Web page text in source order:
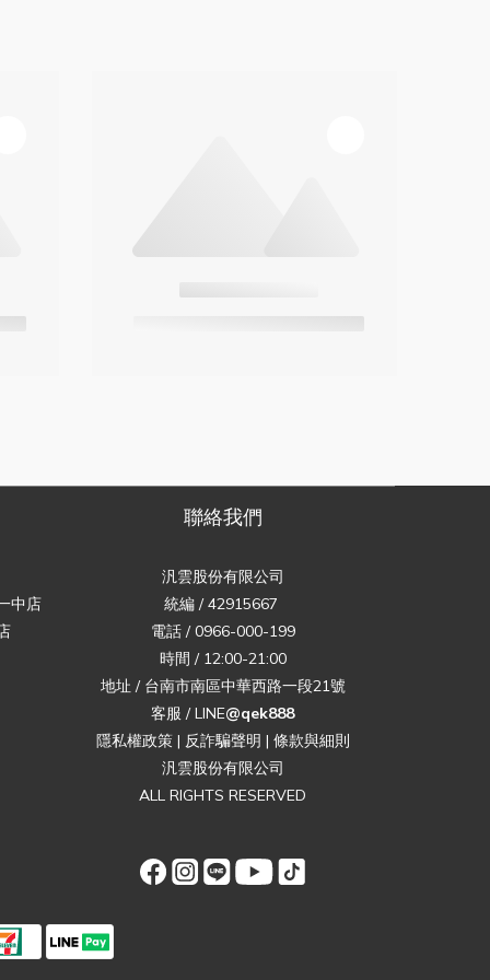
中店
聯絡我們
汎雲股份有限公司
統編 / 42915667
電話 / 0966-000-199
時間 / 12:00-21:00
地址 / 台南市南區中華西路一段21號
客服 / LINE@qek888
隱私權政策| 反詐騙聲明 | 條款與細則
汎雲股份有限公司
ALL RIGHTS RESERVED